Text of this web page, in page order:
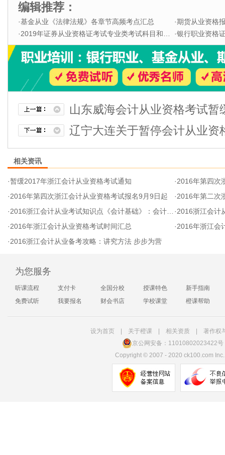
编辑推荐：
·基金从业《法律法规》各章节高频考点汇总 ·期货从业资格
·2019年证券从业资格证考试专业类考试科目和题型 ·银行职业资格证
山东威海会计从业资格考试暂
辽宁大连关于暂停会计从业资
相关资讯
·暂缓2017年浙江会计从业资格考试通知 ·2016年第四次
·2016年第四次浙江会计从业资格考试报名9月9日起 ·2016年第二次
·2016浙江会计从业考试知识点《会计基础》：会计科目设置 ·2016浙江会计
·2016年浙江会计从业资格考试时间汇总 ·2016年浙江会
·2016浙江会计从业备考攻略：讲究方法 步步为营
为您服务
听课流程 支付卡 全国分校 授课特色
新手指南
免费试听
我要报名 财会书店 学校课堂 橙课帮助
设为首页| 关于橙课| 相关资质
著作权
京公网安备：11010802023422号
Copyright ©2007 - 2020 ck100.com